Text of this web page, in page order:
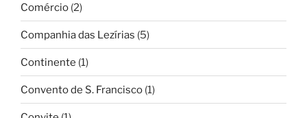
Comércio (2)
Companhia das Lezírias (5)
Continente (1)
Convento de S. Francisco (1)